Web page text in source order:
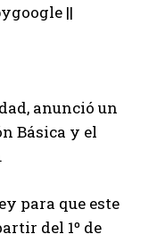
||
anunció un
Básica y el
para que este
del 1º de